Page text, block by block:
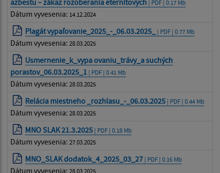
azbestu – zákaz rozoberania eternitových | PDF | 0.17 Mb
Dátum vyvesenia: 14.12.2024
Plagát vypaľovanie_2025_-_06.03.2025_ | PDF | 0.77 Mb
Dátum vyvesenia: 28.03.2025
Usmernenie_k_vypa ovaniu_trávy_a suchých
porastov_06.03.2025_1 | PDF | 0.41 Mb
Dátum vyvesenia: 28.03.2025
Relácia miestneho _rozhlasu_-_06.03.2025 | PDF | 0.44 Mb
Dátum vyvesenia: 28.03.2025
MNO SLAK 21.3.2025 | PDF | 0.18 Mb
Dátum vyvesenia: 27.03.2025
MNO_SLAK dodatok_4_2025_03_27 | PDF | 0.16 Mb
Dátum vyvesenia: 28.03.2025